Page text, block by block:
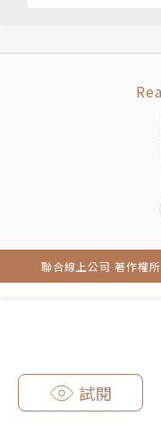
試閱
聯合線上公司 著作權